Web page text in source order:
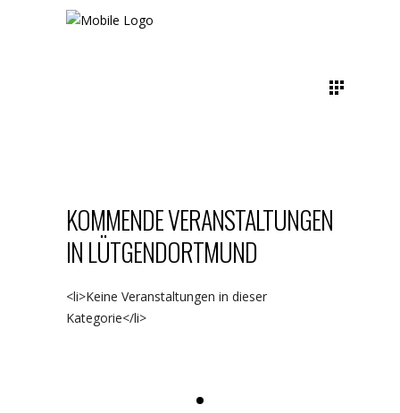
KOMMENDE VERANSTALTUNGEN
IN LÜTGENDORTMUND
<li>Keine Veranstaltungen in dieser
Kategorie</li>